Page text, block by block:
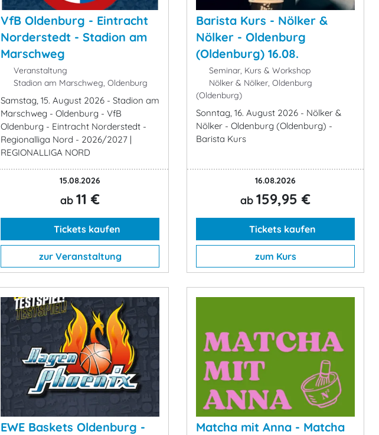
VfB Oldenburg - Eintracht
Norderstedt - Stadion am
Marschweg
Veranstaltung
Stadion am Marschweg, Oldenburg
Samstag, 15. August 2026 - Stadion am
Marschweg - Oldenburg - VfB
Oldenburg - Eintracht Norderstedt -
Regionalliga Nord - 2026/2027 |
REGIONALLIGA NORD
15.08.2026
ab 11 €
Tickets kaufen
zur Veranstaltung
Barista Kurs - Nölker &
Nölker - Oldenburg
(Oldenburg) 16.08.
Seminar, Kurs & Workshop
Nölker & Nölker, Oldenburg
(Oldenburg)
Sonntag, 16. August 2026 - Nölker &
Nölker - Oldenburg (Oldenburg) -
Barista Kurs
16.08.2026
ab 159,95 €
Tickets kaufen
zum Kurs
EWE Baskets Oldenburg -
Matcha mit Anna - Matcha